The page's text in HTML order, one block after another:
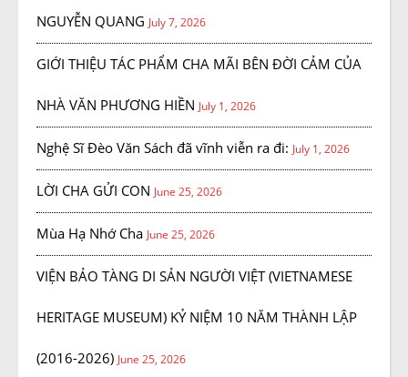
NGUYỄN QUANG July 7, 2026
GIỚI THIỆU TÁC PHẨM CHA MÃI BÊN ĐỜI CẢM CỦA
NHÀ VĂN PHƯƠNG HIỀN July 1, 2026
Nghệ Sĩ Đèo Văn Sách đã vĩnh viễn ra đi: July 1, 2026
LỜI CHA GỬI CON June 25, 2026
Mùa Hạ Nhớ Cha June 25, 2026
VIỆN BẢO TÀNG DI SẢN NGƯỜI VIỆT (VIETNAMESE
HERITAGE MUSEUM) KỶ NIỆM 10 NĂM THÀNH LẬP
(2016-2026) June 25, 2026